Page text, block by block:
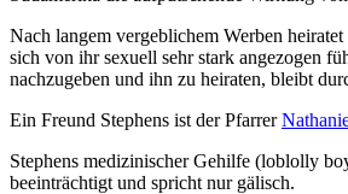
Nach langem vergeblichem Werben heiratet
sich von ihr sexuell sehr stark angezogen
nachzugeben und ihn zu heiraten, bleibt
Ein Freund Stephens ist der Pfarrer
Stephens medizinischer Gehilfe (loblolly
beeinträchtigt und spricht nur gälisch.